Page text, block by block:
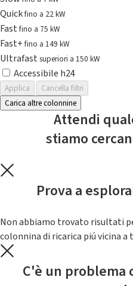
Quickfino a 22 kW
Fastfino a 75 kW
Fast+fino a 149 kW
Ultrafast superiori a 150 kW
Accessibile h24
Applica
Cancella filtri
Carica altre colonnine
Attendi
stiamo
Prova a
Non abbiamo trovato risultati
colonnina di ricarica piú vicina
C'è un problema